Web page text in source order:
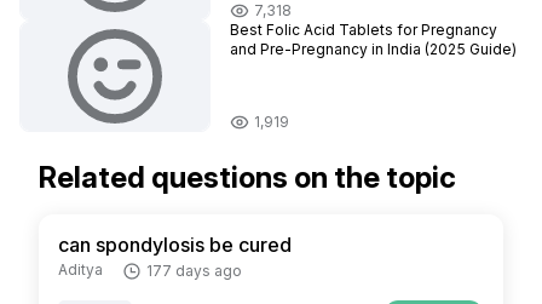
7,318
Best Folic Acid Tablets for Pregnancy
and Pre-Pregnancy in India (2025 Guide)
1,919
Related questions on the topic
can spondylosis be cured
Aditya 177 days ago